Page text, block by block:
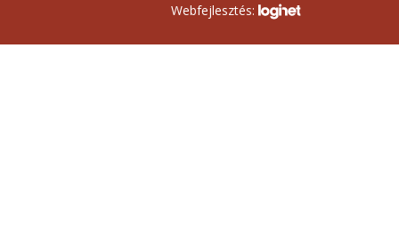
Webfejlesztés: